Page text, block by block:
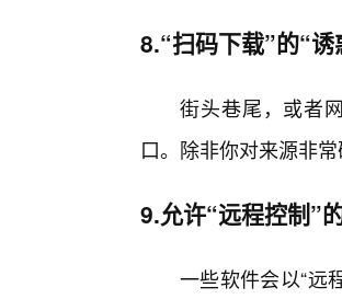
8.“扫码下载”的“诱
街头巷尾，或者
口。除非你对来源非
9.允许“远程控制”
一些软件会以“远